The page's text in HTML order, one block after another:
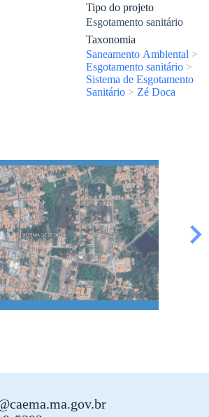
Tipo do projeto
Esgotamento sanitário
Taxonomia
Saneamento Ambiental >
Esgotamento sanitário >
Sistema de Esgotamento
Sanitário > Zé Doca